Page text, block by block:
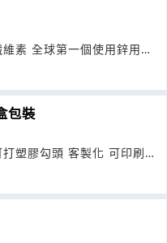
素 全球第一個使用鋅用於
包裝
塑膠勾頭 客製化 可印刷歡